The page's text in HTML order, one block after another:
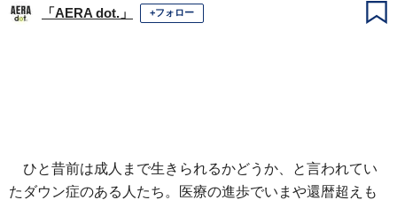
「AERA dot.」 +フォロー
ひと昔前は成人まで生きられるかどうか、と言われてい
たダウン症のある人たち。医療の進歩でいまや還暦超えも